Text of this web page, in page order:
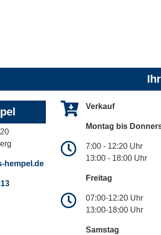
hempel.de
Verkauf
Montag bis
7:00 - 12:20 Uhr
13:00 - 18:00 Uhr
Freitag
07:00-12:20 Uhr
13:00-18:00 Uhr
Samstag